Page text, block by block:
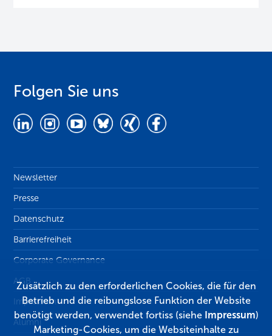
Folgen Sie uns
Newsletter
Presse
Datenschutz
Barrierefreiheit
Corporate Governance
AGB
Impressum
Alumni
Zusätzlich zu den erforderlichen Cookies, die für den
Betrieb und die reibungslose Funktion der Website
benötigt werden, verwendet fortiss (siehe Impressum)
Marketing-Cookies, um die Websiteinhalte zu